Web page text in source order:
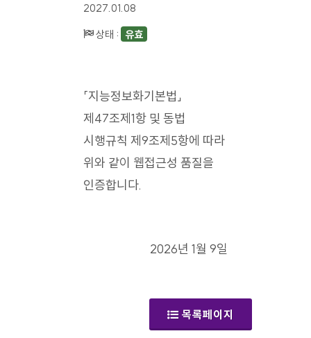
2027.01.08
상태 : 유효
「지능정보화기본법」
제47조제1항 및 동법
시행규칙 제9조제5항에 따라
위와 같이 웹접근성 품질을
인증합니다.
2026년 1월 9일
목록페이지